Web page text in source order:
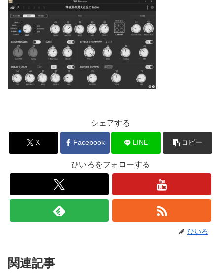
シェアする
X Facebook LINE コピー
ひいろをフォローする
ひいろ
関連記事